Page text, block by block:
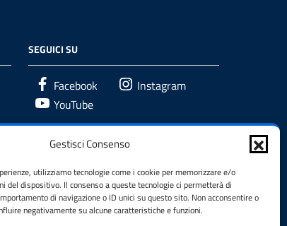
Gestisci Consenso
utilizziamo tecnologie come i cookie per memorizzare e/o
del dispositivo. Il consenso a queste tecnologie ci permetterà di
di navigazione o ID unici su questo sito. Non acconsentire o
negativamente su alcune caratteristiche e funzioni.
SEGUICI SU
Facebook
Instagram
YouTube